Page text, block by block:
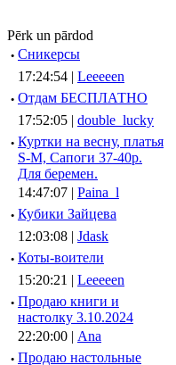
Pērk un pārdod
· Сникерсы
17:24:54 | Leeeeen
· Отдам БЕСПЛАТНО
17:52:05 | double_lucky
· Куртки на весну, платья
S-M, Сапоги 37-40р.
Для беремен.
14:47:07 | Paina_l
· Кубики Зайцева
12:03:08 | Jdask
· Коты-воители
15:20:21 | Leeeeen
· Продаю книги и
настолку 3.10.2024
22:20:00 | Ana
· Продаю настольные